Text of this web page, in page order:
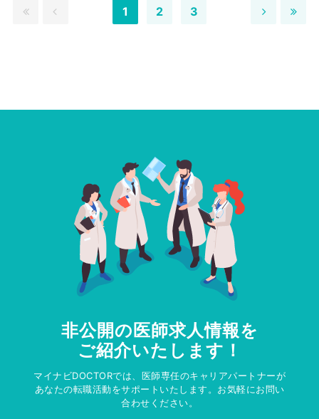
1 2 3
非公開の医師求人情報を
ご紹介いたします！
マイナビDOCTORでは、医師専任のキャリアパートナーが
あなたの転職活動をサポートいたします。お気軽にお問い
合わせください。